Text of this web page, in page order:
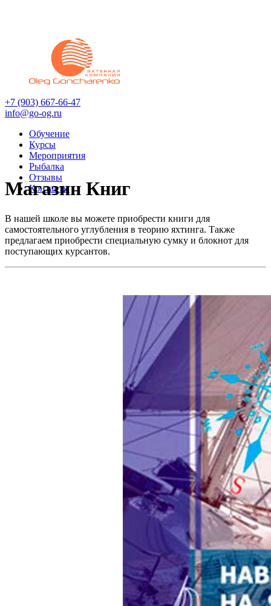
+7 (903) 667-66-47
info@go-og.ru
Обучение
Курсы
Мероприятия
Рыбалка
Отзывы
Контакты
Магазин Книг
В нашей школе вы можете приобрести книги для
самостоятельного углубления в теорию яхтинга. Также
предлагаем приобрести специальную сумку и блокнот для
поступающих курсантов.